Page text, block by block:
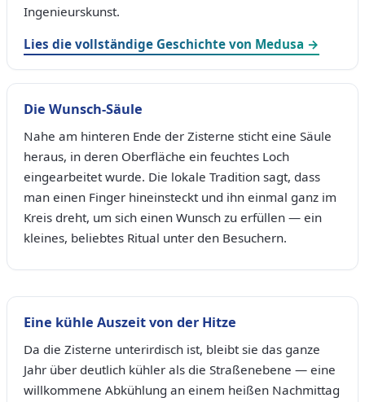
Ingenieurskunst.
Lies die vollständige Geschichte von Medusa →
Die Wunsch-Säule
Nahe am hinteren Ende der Zisterne sticht eine Säule
heraus, in deren Oberfläche ein feuchtes Loch
eingearbeitet wurde. Die lokale Tradition sagt, dass
man einen Finger hineinsteckt und ihn einmal ganz im
Kreis dreht, um sich einen Wunsch zu erfüllen — ein
kleines, beliebtes Ritual unter den Besuchern.
Eine kühle Auszeit von der Hitze
Da die Zisterne unterirdisch ist, bleibt sie das ganze
Jahr über deutlich kühler als die Straßenebene — eine
willkommene Abkühlung an einem heißen Nachmittag